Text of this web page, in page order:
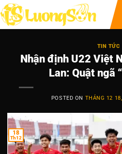
TIN TỨC
Nhận định U22 Việt
Lan: Quật ngã
POSTED ON THÁNG 12
18
Th12